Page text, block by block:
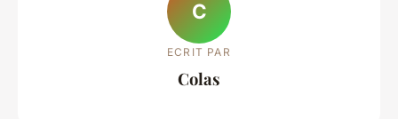
C
ECRIT PAR
Colas